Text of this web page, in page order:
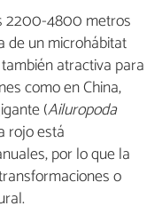
2200-4800 metros
de un microhábitat
atractiva para
como en China,
(Ailuropoda
rojo está
por lo que la
o